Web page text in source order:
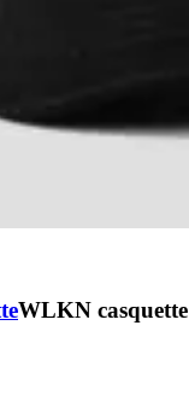
WLKN casquette